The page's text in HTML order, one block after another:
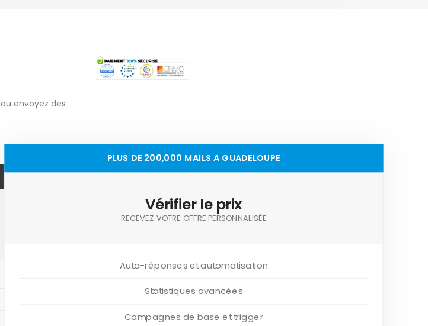
ou envoyez des
PLUS DE 200,000 MAILS A GUADELOUPE
Vérifier le prix
RECEVEZ VOTRE OFFRE PERSONNALISÉE
Auto-réponses et automatisation
Statistiques avancées
Campagnes de base et trigger